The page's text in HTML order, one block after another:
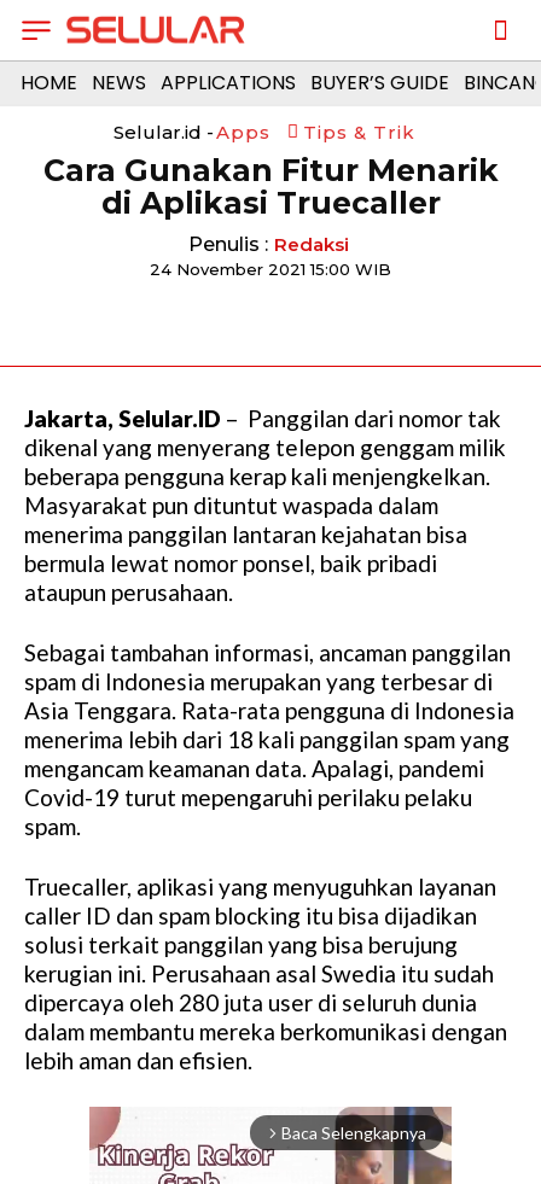
HOME NEWS APPLICATIONS BUYER’S GUIDE
Selular.id -Apps Tips & Trik
Cara Gunakan Fitur Menarik
di Aplikasi Truecaller
Penulis : Redaksi
24 November 2021 15:00 WIB
Jakarta, Selular.ID – Panggilan dari nomor tak
dikenal yang menyerang telepon genggam milik
beberapa pengguna kerap kali menjengkelkan.
Masyarakat pun dituntut waspada dalam
menerima panggilan lantaran kejahatan bisa
bermula lewat nomor ponsel, baik pribadi
ataupun perusahaan.
Sebagai tambahan informasi, ancaman panggilan
spam di Indonesia merupakan yang terbesar di
Asia Tenggara. Rata-rata pengguna di Indonesia
menerima lebih dari 18 kali panggilan spam yang
mengancam keamanan data. Apalagi, pandemi
Covid-19 turut mepengaruhi perilaku pelaku
spam.
Truecaller, aplikasi yang menyuguhkan layanan
caller ID dan spam blocking itu bisa dijadikan
solusi terkait panggilan yang bisa berujung
kerugian ini. Perusahaan asal Swedia itu sudah
dipercaya oleh 280 juta user di seluruh dunia
dalam membantu mereka berkomunikasi dengan
lebih aman dan efisien.
arrow_forward_ios Baca Selengkapnya